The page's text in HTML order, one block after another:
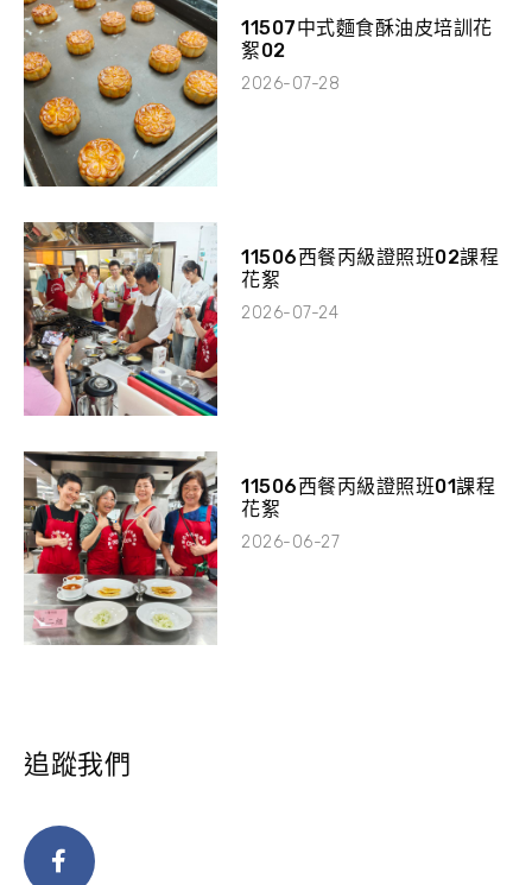
11507中式麵食酥油皮培訓花
絮02
2026-07-28
11506西餐丙級證照班02課程
花絮
2026-07-24
11506西餐丙級證照班01課程
花絮
2026-06-27
追蹤我們